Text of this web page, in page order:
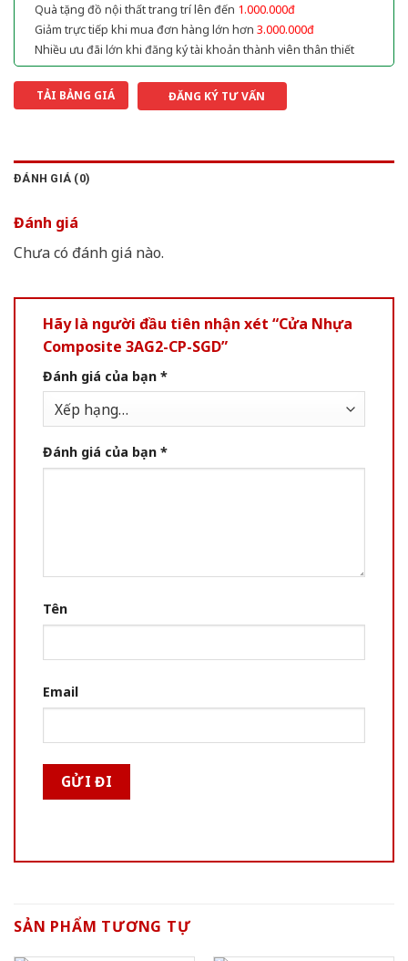
Quà tặng đồ nội thất trang trí lên đến 1.000.000đ
Giảm trực tiếp khi mua đơn hàng lớn hơn 3.000.000đ
Nhiều ưu đãi lớn khi đăng ký tài khoản thành viên thân thiết
TẢI BẢNG GIÁ ĐĂNG KÝ TƯ VẤN
ĐÁNH GIÁ (0)
Đánh giá
Chưa có đánh giá nào.
Hãy là người đầu tiên nhận xét “Cửa Nhựa
Composite 3AG2-CP-SGD”
Đánh giá của bạn *
Đánh giá của bạn *
Tên
Email
SẢN PHẨM TƯƠNG TỰ